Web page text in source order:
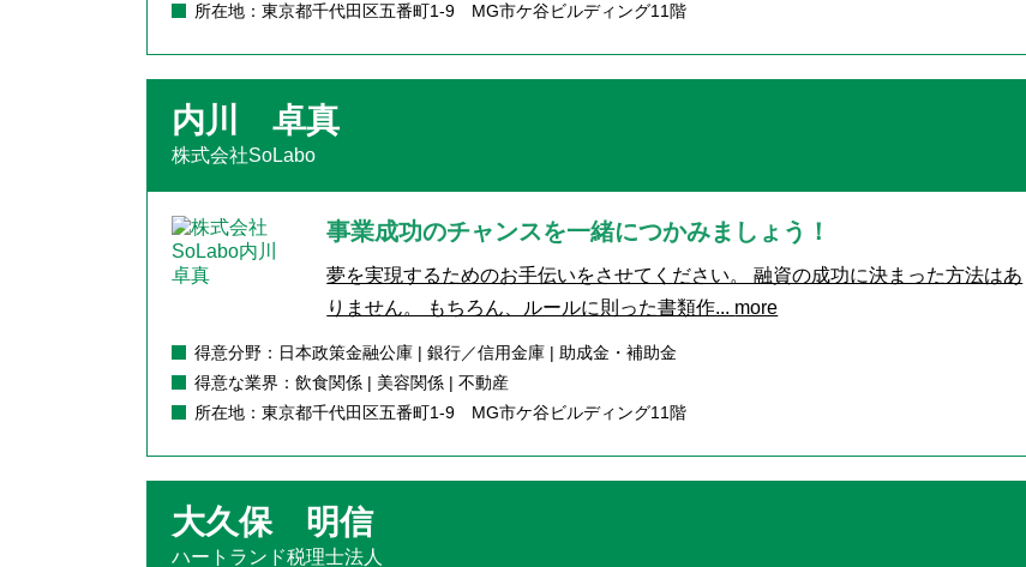
所在地：東京都千代田区五番町1-9 MG市ケ谷ビルディング11階
内川 卓真
株式会社SoLabo
事業成功のチャンスを一緒につかみましょう！
夢を実現するためのお手伝いをさせてください。 融資の成功に決まった方法はあ
りません。 もちろん、ルールに則った書類作... more
得意分野：日本政策金融公庫 | 銀行／信用金庫 | 助成金・補助金
得意な業界：飲食関係 | 美容関係 | 不動産
所在地：東京都千代田区五番町1-9 MG市ケ谷ビルディング11階
大久保 明信
ハートランド税理士法人